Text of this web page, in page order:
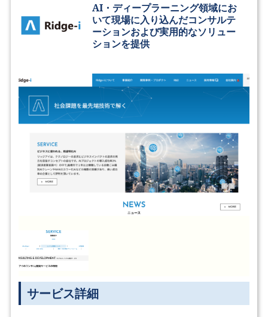
AI・ディープラーニング領域にお
いて現場に入り込んだコンサルテ
ーションおよび実用的なソリュー
ションを提供
サービス詳細